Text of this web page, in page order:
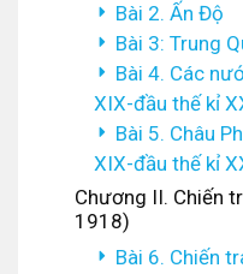
Bài 2. Ấn Độ
Bài 3: Trung
Bài 4. Các
XIX-đầu thế kỉ
Bài 5. Châu
XIX-đầu thế kỉ
Chương II. Chiến
1918)
Bài 6. Chiến